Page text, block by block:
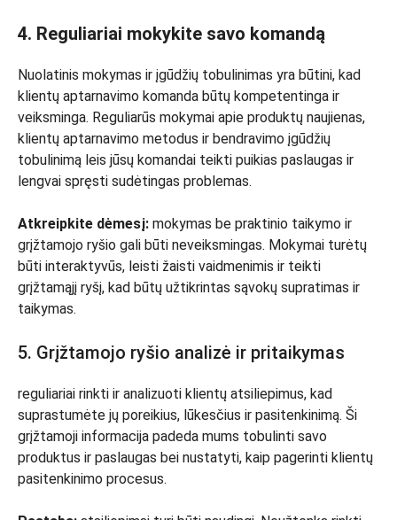
4. Reguliariai mokykite savo komandą
Nuolatinis mokymas ir įgūdžių tobulinimas yra būtini, kad
klientų aptarnavimo komanda būtų kompetentinga ir
veiksminga. Reguliarūs mokymai apie produktų naujienas,
klientų aptarnavimo metodus ir bendravimo įgūdžių
tobulinimą leis jūsų komandai teikti puikias paslaugas ir
lengvai spręsti sudėtingas problemas.
Atkreipkite dėmesį: mokymas be praktinio taikymo ir
grįžtamojo ryšio gali būti neveiksmingas. Mokymai turėtų
būti interaktyvūs, leisti žaisti vaidmenimis ir teikti
grįžtamąjį ryšį, kad būtų užtikrintas sąvokų supratimas ir
taikymas.
5. Grįžtamojo ryšio analizė ir pritaikymas
reguliariai rinkti ir analizuoti klientų atsiliepimus, kad
suprastumėte jų poreikius, lūkesčius ir pasitenkinimą. Ši
grįžtamoji informacija padeda mums tobulinti savo
produktus ir paslaugas bei nustatyti, kaip pagerinti klientų
pasitenkinimo procesus.